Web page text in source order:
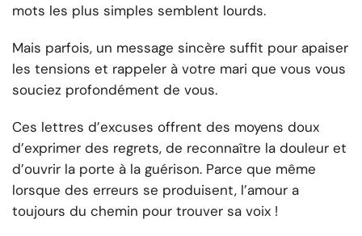
mots les plus simples semblent lourds.
Mais parfois, un message sincère suffit pour apaiser
les tensions et rappeler à votre mari que vous vous
souciez profondément de vous.
Ces lettres d’excuses offrent des moyens doux
d’exprimer des regrets, de reconnaître la douleur et
d’ouvrir la porte à la guérison. Parce que même
lorsque des erreurs se produisent, l’amour a
toujours du chemin pour trouver sa voix !